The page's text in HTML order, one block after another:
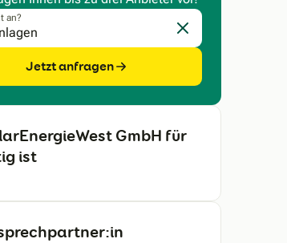
an?
Eingabe löschen
Jetzt anfragen
GmbH für
ist